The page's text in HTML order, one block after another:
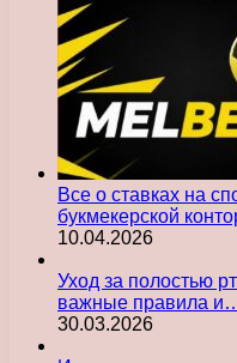
Все о ставках на
букмекерской
10.04.2026
Уход за полостью
важные правила
30.03.2026